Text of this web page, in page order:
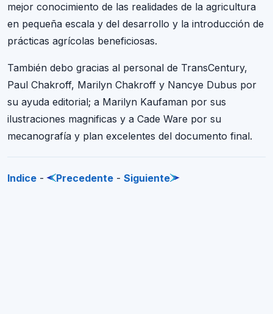
mejor conocimiento de las realidades de la agricultura
en pequeña escala y del desarrollo y la introducción de
prácticas agrícolas beneficiosas.
También debo gracias al personal de TransCentury,
Paul Chakroff, Marilyn Chakroff y Nancye Dubus por
su ayuda editorial; a Marilyn Kaufaman por sus
ilustraciones magnificas y a Cade Ware por su
mecanografía y plan excelentes del documento final.
Indice - Precedente - Siguiente